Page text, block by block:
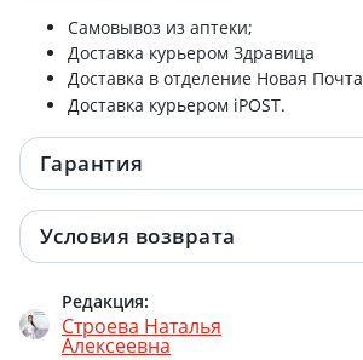
Самовывоз из аптеки;
Доставка курьером Здравица
Доставка в отделение Новая Почта
Доставка курьером iPOST.
Гарантия
Условия возврата
Редакция:
Строева Наталья
Алексеевна